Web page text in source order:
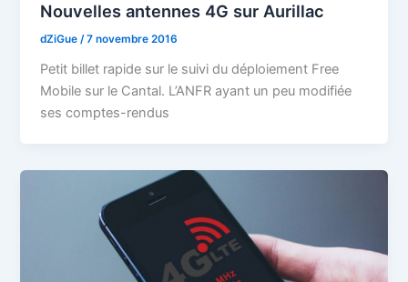
Nouvelles antennes 4G sur Aurillac
dZiGue/7 novembre 2016
Petit billet rapide sur le suivi du déploiement Free
Mobile sur le Cantal. L’ANFR ayant un peu modifiée
ses comptes-rendus